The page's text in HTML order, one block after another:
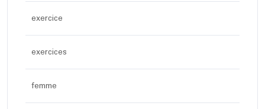
exercice
exercices
femme